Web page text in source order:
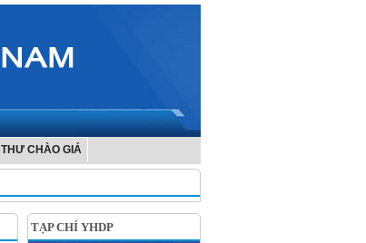
THƯ CHÀO GIÁ
TẠP CHÍ YHDP